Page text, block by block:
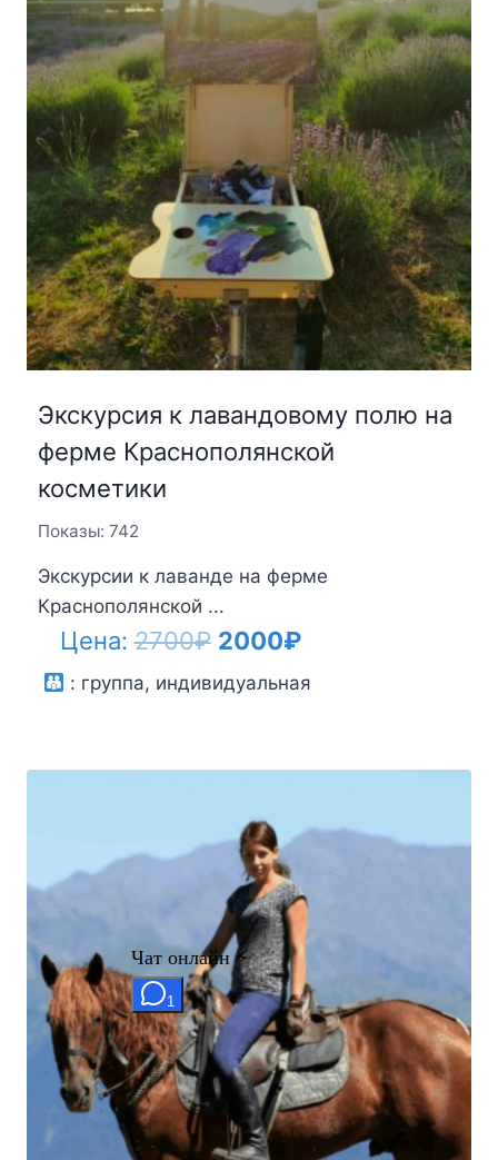
Экскурсия к лавандовому полю на
ферме Краснополянской
косметики
Показы: 742
Экскурсии к лаванде на ферме
Краснополянской ...
Цена:2700₽ Первоначальная
цена
2000₽Текущая
цена:
: группа, индивидуальная